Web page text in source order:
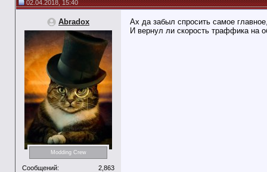
02.04.2018, 15:40
Abradox
Modding Crew
Сообщений:
2,863
Ах да забыл спросить самое
И вернул ли скорость траффика на